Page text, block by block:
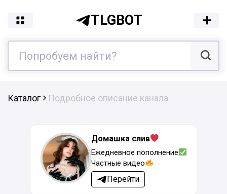
TLGBOT
Каталог Подробное описание канала
Домашка слив
Ежедневное пополнение
Частные видео
Перейти